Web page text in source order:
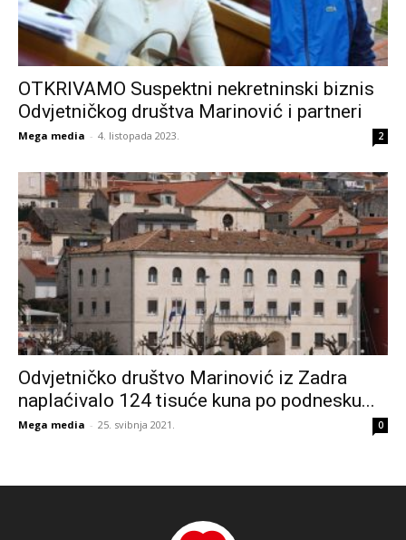
OTKRIVAMO Suspektni nekretninski biznis
Odvjetničkog društva Marinović i partneri
Mega media - 4. listopada 2023. 2
Odvjetničko društvo Marinović iz Zadra
naplaćivalo 124 tisuće kuna po podnesku...
Mega media - 25. svibnja 2021. 0